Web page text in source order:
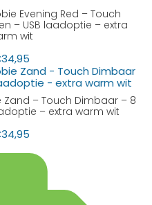
Evening Red – Touch
– USB laadoptie – extra
wit
34,95
– Touch Dimbaar – 8
– extra warm wit
34,95